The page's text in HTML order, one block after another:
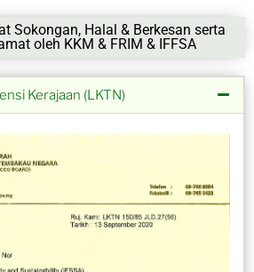
Sokongan, Halal & Berkesan serta
oleh KKM & FRIM & IFFSA
Kerajaan (LKTN)